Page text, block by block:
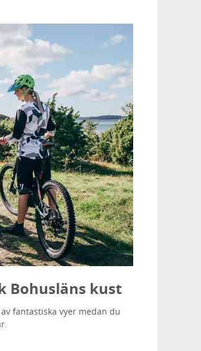
Bohusläns kust
fantastiska vyer medan du